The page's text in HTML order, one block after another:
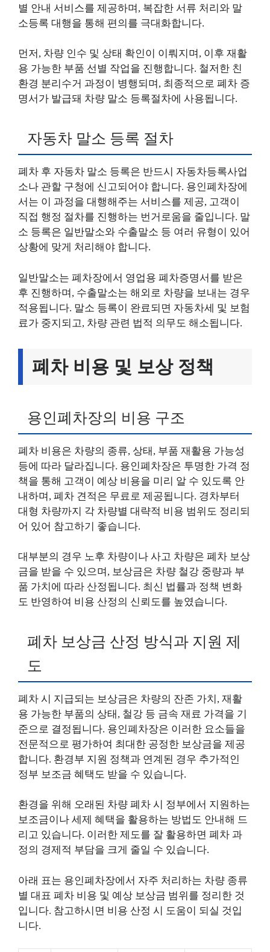
별 안내 서비스를 제공하며, 복잡한 서류 처리와 말
소등록 대행을 통해 편의를 극대화합니다.
먼저, 차량 인수 및 상태 확인이 이뤄지며, 이후 재활
용 가능한 부품 선별 작업을 진행합니다. 철저한 친
환경 분리수거 과정이 병행되며, 최종적으로 폐차 증
명서가 발급돼 차량 말소 등록절차에 사용됩니다.
자동차 말소 등록 절차
폐차 후 자동차 말소 등록은 반드시 자동차등록사업
소나 관할 구청에 신고되어야 합니다. 용인폐차장에
서는 이 과정을 대행해주는 서비스를 제공, 고객이
직접 행정 절차를 진행하는 번거로움을 줄입니다. 말
소 등록은 일반말소와 수출말소 등 여러 유형이 있어
상황에 맞게 처리해야 합니다.
일반말소는 폐차장에서 영업용 폐차증명서를 받은
후 진행하며, 수출말소는 해외로 차량을 보내는 경우
적용됩니다. 말소 등록이 완료되면 자동차세 및 보험
료가 중지되고, 차량 관련 법적 의무도 해소됩니다.
폐차 비용 및 보상 정책
용인폐차장의 비용 구조
폐차 비용은 차량의 종류, 상태, 부품 재활용 가능성
등에 따라 달라집니다. 용인폐차장은 투명한 가격 정
책을 통해 고객이 예상 비용을 미리 알 수 있도록 안
내하며, 폐차 견적은 무료로 제공됩니다. 경차부터
대형 차량까지 각 차량별 대략적 비용 범위도 정리되
어 있어 참고하기 좋습니다.
대부분의 경우 노후 차량이나 사고 차량은 폐차 보상
금을 받을 수 있으며, 보상금은 차량 철강 중량과 부
품 가치에 따라 산정됩니다. 최신 법률과 정책 변화
도 반영하여 비용 산정의 신뢰도를 높였습니다.
폐차 보상금 산정 방식과 지원 제
도
폐차 시 지급되는 보상금은 차량의 잔존 가치, 재활
용 가능한 부품의 상태, 철강 등 금속 재료 가격을 기
준으로 결정됩니다. 용인폐차장은 이러한 요소들을
전문적으로 평가하여 최대한 공정한 보상금을 제공
합니다. 환경부 지원 정책과 연계된 경우 추가적인
정부 보조금 혜택도 받을 수 있습니다.
환경을 위해 오래된 차량 폐차 시 정부에서 지원하는
보조금이나 세제 혜택을 활용하는 방법도 안내해 드
리고 있습니다. 이러한 제도를 잘 활용하면 폐차 과
정의 경제적 부담을 크게 줄일 수 있습니다.
아래 표는 용인폐차장에서 자주 처리하는 차량 종류
별 대표 폐차 비용 및 예상 보상금 범위를 정리한 것
입니다. 참고하시면 비용 산정 시 도움이 되실 것입
니다.